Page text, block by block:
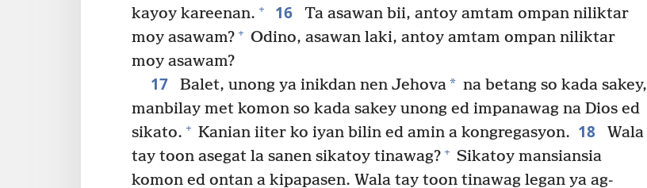
kayoy kareenan. + 16
Ta asawan bii, antoy amtam ompan niliktar
moy asawam? + Odino, asawan laki, antoy amtam ompan niliktar
moy asawam?
17 Balet, unong ya inikdan nen Jehova* na betang so kada sakey,
manbilay met komon so kada sakey unong ed impanawag na Dios ed
sikato. + Kanian iiter ko iyan bilin ed amin a kongregasyon. 18
Wala
tay toon asegat la sanen sikatoy tinawag? + Sikatoy mansiansia
komon ed ontan a kipapasen. Wala tay toon tinawag legan ya ag-